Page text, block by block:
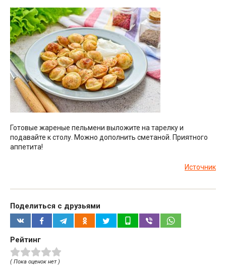
Готовые жареные пельмени выложите на тарелку и
подавайте к столу. Можно дополнить сметаной. Приятного
аппетита!
Источник
Поделиться с друзьями
Рейтинг
( Пока оценок нет )